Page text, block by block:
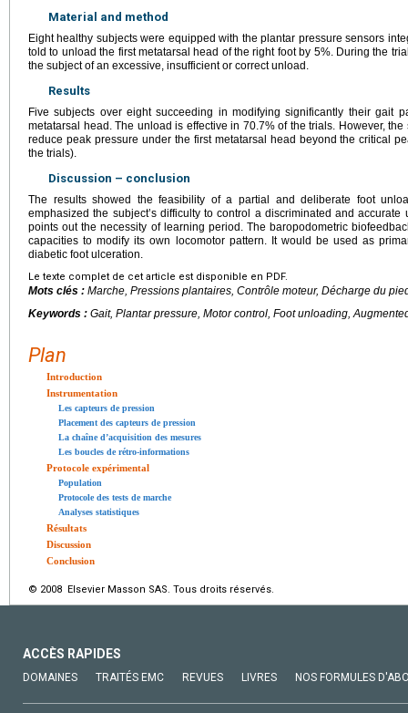
Material and method
Eight healthy subjects were equipped with the plantar pressure sensors
told to unload the first metatarsal head of the right foot by 5%. During the
the subject of an excessive, insufficient or correct unload.
Results
Five subjects over eight succeeding in modifying significantly their gait
metatarsal head. The unload is effective in 70.7% of the trials. However,
reduce peak pressure under the first metatarsal head beyond the critical
the trials).
Discussion – conclusion
The results showed the feasibility of a partial and deliberate foot
emphasized the subjectʼs difficulty to control a discriminated and
points out the necessity of learning period. The baropodometric
capacities to modify its own locomotor pattern. It would be used as
diabetic foot ulceration.
Le texte complet de cet article est disponible en PDF.
Mots clés : Marche, Pressions plantaires, Contrôle moteur, Décharge du
Keywords : Gait, Plantar pressure, Motor control, Foot unloading,
Plan
Introduction
Instrumentation
Les capteurs de pression
Placement des capteurs de pression
La chaîne d’acquisition des mesures
Les boucles de rétro-informations
Protocole expérimental
Population
Protocole des tests de marche
Analyses statistiques
Résultats
Discussion
Conclusion
© 2008 Elsevier Masson SAS. Tous droits réservés.
ACCÈS RAPIDES
DOMAINES TRAITÉS EMC REVUES LIVRES NOS FORMULES